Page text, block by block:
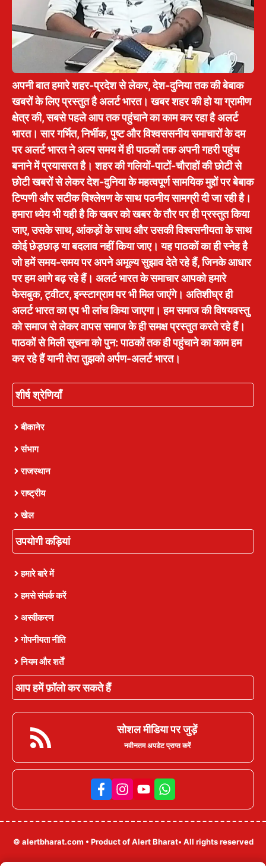
अपनी बात हमारे शहर-प्रदेश से लेकर, देश-दुनिया तक की बेबाक
खबरों के लिए प्रस्तुत है अलर्ट भारत। खबर शहर की हो या ग्रामीण
क्षेत्र की, सबसे पहले आप तक पहुंचाने का काम कर रहा है अलर्ट
भारत। सार गर्भित, निर्भीक, पुष्ट और विश्वससनीय समाचारों के दम
पर अलर्ट भारत ने अल्प समय में ही पाठकों तक अपनी गहरी पहुंच
बनाने में प्रयासरत है। शहर की गलियों-पाटों-चौराहों की छोटी से
छोटी खबरों से लेकर देश-दुनिया के महत्वपूर्ण सामयिक मुद्दों पर बेबाक
टिप्पणी और सटीक विश्लेषण के साथ पठनीय सामग्री दी जा रही है।
हमारा ध्येय भी यही है कि खबर को खबर के तौर पर ही प्रस्तुत किया
जाए, उसके साथ, आंकड़ों के साथ और उसकी विश्वसनीयता के साथ
कोई छेड़छाड़ या बदलाव नहीं किया जाए। यह पाठकों का ही स्नेह है
जो हमें समय-समय पर अपने अमूल्य सुझाव देते रहे हैं, जिनके आधार
पर हम आगे बढ़ रहे हैं। अलर्ट भारत के समाचार आपको हमारे
फेसबुक, ट्वीटर, इन्स्टाग्राम पर भी मिल जाएंगे। अतिशीघ्र ही
अलर्ट भारत का एप भी लांच किया जाएगा। हम समाज की विषयवस्तु
को समाज से लेकर वापस समाज के ही समक्ष प्रस्तुत करते रहे हैं।
पाठकों से मिली सूचना को पुन: पाठकों तक ही पहुंचाने का काम हम
कर रहे हैं यानी तेरा तुझको अर्पण-अलर्ट भारत।
शीर्ष श्रेणियाँ
बीकानेर
संभाग
राजस्थान
राष्ट्रीय
खेल
उपयोगी कड़ियां
हमारे बारे में
हमसे संपर्क करें
अस्वीकरण
गोपनीयता नीति
नियम और शर्तें
आप हमें फ़ॉलो कर सकते हैं
सोशल मीडिया पर जुड़ें
नवीनतम अपडेट प्राप्त करें
© alertbharat.com • Product of Alert Bharat• All rights reserved